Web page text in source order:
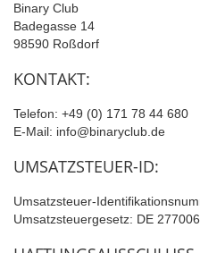
Binary Club
Badegasse 14
98590 Roßdorf
KONTAKT:
Telefon: +49 (0) 171 78 44 680
E-Mail: info@binaryclub.de
UMSATZSTEUER-ID:
Umsatzsteuer-
Umsatzsteuergesetz: DE